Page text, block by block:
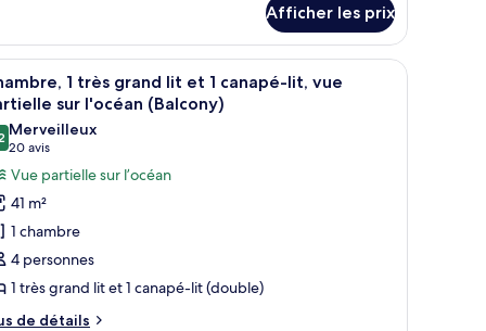
Afficher les prix
un bureau avec une chaise, un balcon donnant sur des palmiers et des
:
Une chambre d’hôtel avec un grand lit, un
9
1 très grand lit et 1 canapé-lit, vue
sur l'océan (Balcony)
sur 10
Merveilleux
20 avis
(20 avis)
Vue partielle sur l’océan
41 m²
1 chambre
4 personnes
1 très grand lit et 1 canapé-lit (double)
de détails